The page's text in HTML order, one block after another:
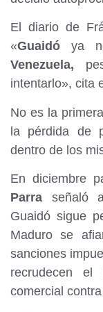
El diario de
«Guaidó ya
Venezuela,
intentarlo», cita
No es la
la pérdida de
dentro de los
En diciembre
Parra señaló
Guaidó sigue
Maduro se
sanciones
recrudecen el
comercial